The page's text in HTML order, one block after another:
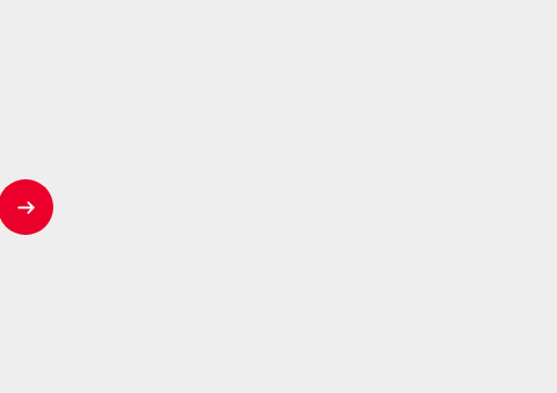
000
Street